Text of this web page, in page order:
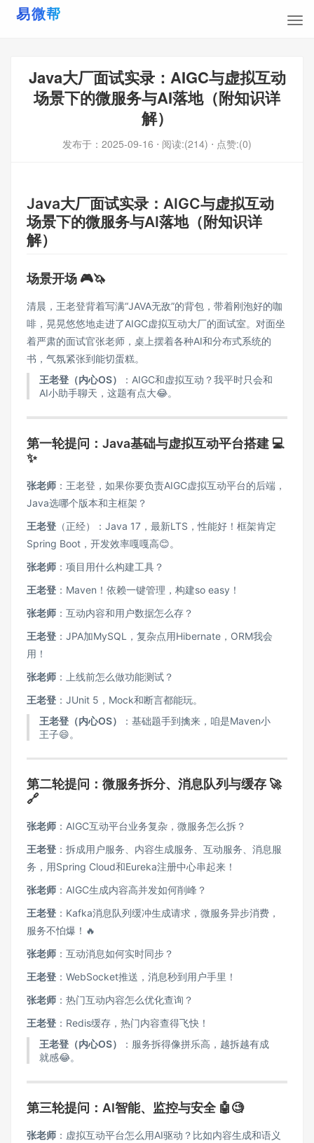
Java大厂面试实录：AIGC与虚拟互动
场景下的微服务与AI落地（附知识详
解）
发布于： 2025-09-16 ⋅ 阅读:(214) ⋅ 点赞:(0)
Java大厂面试实录：AIGC与虚拟互动
场景下的微服务与AI落地（附知识详
解）
场景开场 🎮🦄
清晨，王老登背着写满“JAVA无敌”的背包，带着刚泡好的咖
啡，晃晃悠悠地走进了AIGC虚拟互动大厂的面试室。对面坐
着严肃的面试官张老师，桌上摆着各种AI和分布式系统的
书，气氛紧张到能切蛋糕。
王老登（内心OS）
：AIGC和虚拟互动？我平时只会和
AI小助手聊天，这题有点大😂。
第一轮提问：Java基础与虚拟互动平台搭建 💻
✨
张老师 ：王老登，如果你要负责AIGC虚拟互动平台的后端，
Java选哪个版本和主框架？
王老登 （正经）：Java 17，最新LTS，性能好！框架肯定
Spring Boot，开发效率嘎嘎高😊。
张老师 ：项目用什么构建工具？
王老登 ：Maven！依赖一键管理，构建so easy！
张老师 ：互动内容和用户数据怎么存？
王老登 ：JPA加MySQL，复杂点用Hibernate，ORM我会
用！
张老师 ：上线前怎么做功能测试？
王老登 ：JUnit 5，Mock和断言都能玩。
王老登（内心OS）
：基础题手到擒来，咱是Maven小
王子😄。
第二轮提问：微服务拆分、消息队列与缓存 🚀
🔗
张老师 ：AIGC互动平台业务复杂，微服务怎么拆？
王老登 ：拆成用户服务、内容生成服务、互动服务、消息服
务，用Spring Cloud和Eureka注册中心串起来！
张老师 ：AIGC生成内容高并发如何削峰？
王老登 ：Kafka消息队列缓冲生成请求，微服务异步消费，
服务不怕爆！🔥
张老师 ：互动消息如何实时同步？
王老登 ：WebSocket推送，消息秒到用户手里！
张老师 ：热门互动内容怎么优化查询？
王老登 ：Redis缓存，热门内容查得飞快！
王老登（内心OS）
：服务拆得像拼乐高，越拆越有成
就感😂。
第三轮提问：AI智能、监控与安全 🤖🧐
张老师 ：虚拟互动平台怎么用AI驱动？比如内容生成和语义